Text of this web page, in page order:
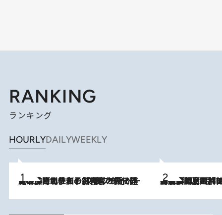
RANKING
ランキング
HOURLYDAILYWEEKLY
2026.8.3
《「文士の子ども被害者の会」発足！》阿川佐和子（72）が語る遠藤周作に北杜夫、劇作家・矢代静一の子どもたちの“文豪プライベート事件簿” 2026.8.8
「最後に見られてよかった」上野動物園の東園パンダ舎が解体前に特別公開。8月16日まで延長されたパネル展と共に辿る“半世紀”のパンダ飼育《解体工事の図面あり》